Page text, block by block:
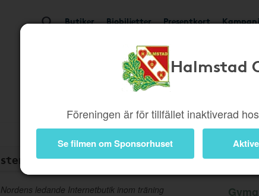
Butiker Biobiljetter Presentkort
Halmstad
Föreningen är för tillfället inaktiverad
Se filmen om Sponsorhuset
Ger upp till 2%
ledande Internetbutik inom träning